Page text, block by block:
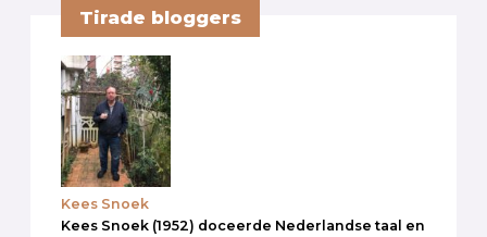
Tirade bloggers
Kees Snoek
Kees Snoek (1952) doceerde Nederlandse taal en